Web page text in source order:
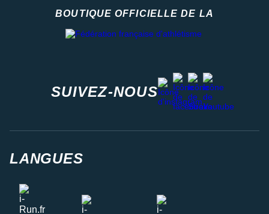
BOUTIQUE OFFICIELLE DE LA
SUIVEZ-NOUS
instagram
facebook
stravayoutube
LANGUES